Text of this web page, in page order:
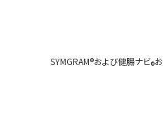
SYMGRAM および健腸ナビ